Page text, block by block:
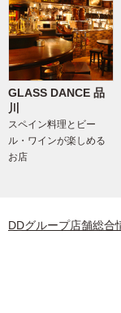
GLASS DANCE 品
川
スペイン料理とビー
ル・ワインが楽しめる
お店
DDグループ店舗総合